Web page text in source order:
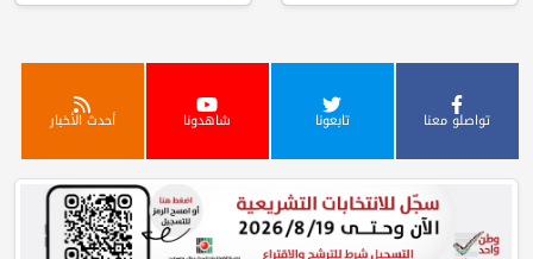
تواصلو معنا تابعونا شاهدونا أحدث الأخبار